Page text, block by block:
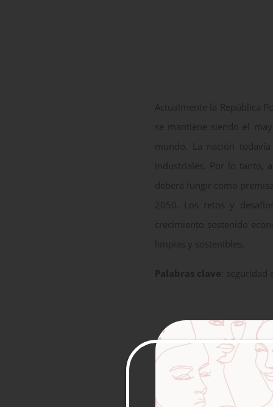
Actualmente la República
se mantiene siendo el
mundo. La nación
industriales. Por lo tanto,
deberá fungir como
2050. Los retos y
crecimiento sostenido
limpias y sostenibles.
Palabras clave :